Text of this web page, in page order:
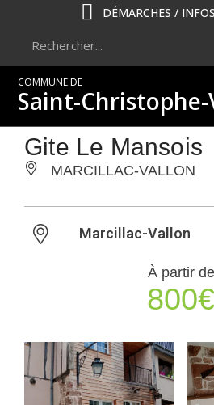
DÉMARCHES /
COMMUNE DE
Saint-
Gite Le Mansois
MARCILLAC-VALLON
Marcillac-Vallon
À partir de
800€